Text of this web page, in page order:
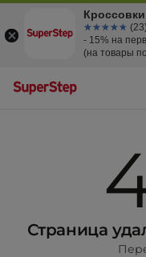
Страница
☆☆☆☆☆
★★★★★
- 15% на
(на товары